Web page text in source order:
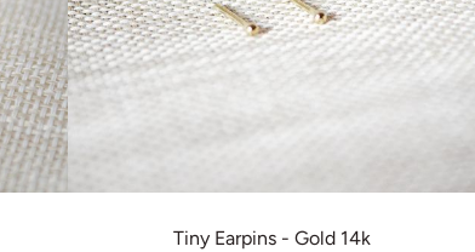
Tiny Earpins - Gold 14k